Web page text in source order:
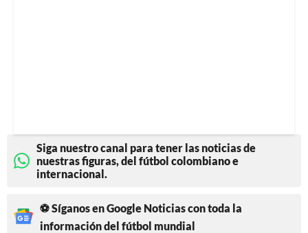
Siga nuestro canal para tener las noticias de
nuestras figuras, del fútbol colombiano e
internacional.
⚽ Síganos en Google Noticias con toda la
información del fútbol mundial